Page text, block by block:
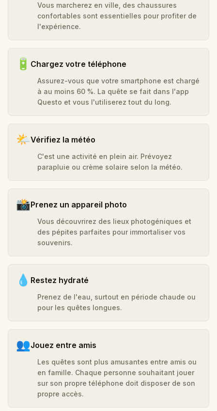
Vous marcherez en ville, des chaussures
confortables sont essentielles pour profiter de
l'expérience.
🔋 Chargez votre téléphone
Assurez-vous que votre smartphone est chargé
à au moins 60 %. La quête se fait dans l'app
Questo et vous l'utiliserez tout du long.
🌤️Vérifiez la météo
C'est une activité en plein air. Prévoyez
parapluie ou crème solaire selon la météo.
📸Prenez un appareil photo
Vous découvrirez des lieux photogéniques et
des pépites parfaites pour immortaliser vos
souvenirs.
💧 Restez hydraté
Prenez de l'eau, surtout en période chaude ou
pour les quêtes longues.
👥Jouez entre amis
Les quêtes sont plus amusantes entre amis ou
en famille. Chaque personne souhaitant jouer
sur son propre téléphone doit disposer de son
propre accès.